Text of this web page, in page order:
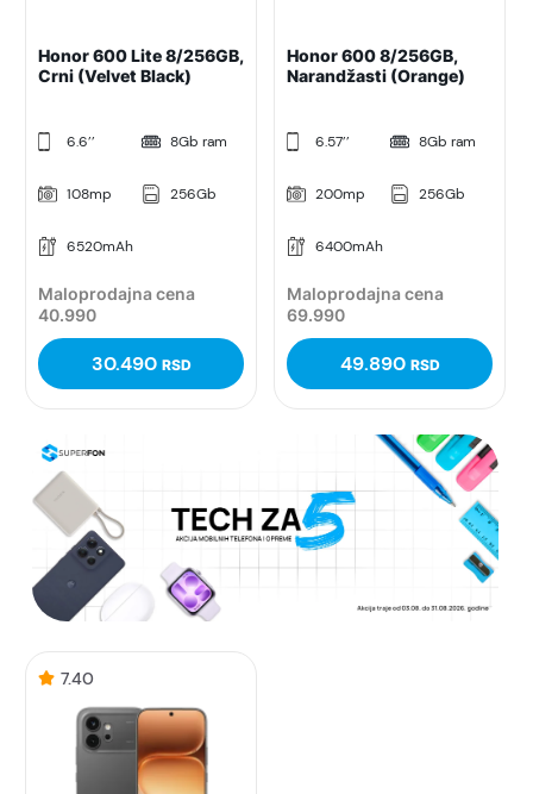
Honor 600 Lite 8/256GB,
Crni (Velvet Black)
6.6’’ 8Gb ram
108mp 256Gb
6520mAh
Maloprodajna cena
40.990
30.490 RSD
Honor 600 8/256GB,
Narandžasti (Orange)
6.57’’ 8Gb ram
200mp 256Gb
6400mAh
Maloprodajna cena
69.990
49.890 RSD
7.40